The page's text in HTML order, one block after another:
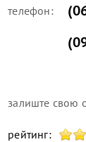
телефон:
залиште свою
рейтинг: